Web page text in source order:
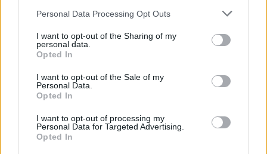
Personal Data Processing Opt Outs
I want to opt-out of the Sharing of my
personal data.
Opted In
I want to opt-out of the Sale of my
Personal Data.
Opted In
I want to opt-out of processing my
Personal Data for Targeted Advertising.
Opted In